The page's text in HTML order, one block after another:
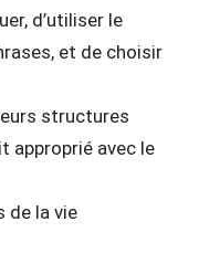
d’utiliser le
et de choisir
structures
approprié avec le
de la vie